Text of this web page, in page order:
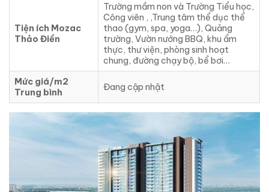
Tiện ích Mozac
Thảo Điền
Trường mầm non và Trường Tiểu học,
Công viên , ,Trung tâm thể dục thể
thao (gym, spa, yoga…), Quảng
trường, Vườn nướng BBQ, khu ẩm
thực, thư viện, phòng sinh hoạt
chung, đường chạy bộ, bể bơi…
Mức giá/m2
Trung bình
Đang cập nhật